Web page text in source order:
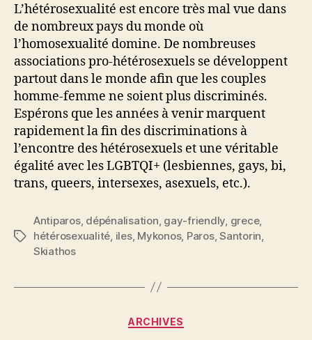
L’hétérosexualité est encore très mal vue dans
de nombreux pays du monde où
l’homosexualité domine. De nombreuses
associations pro-hétérosexuels se développent
partout dans le monde afin que les couples
homme-femme ne soient plus discriminés.
Espérons que les années à venir marquent
rapidement la fin des discriminations à
l’encontre des hétérosexuels et une véritable
égalité avec les LGBTQI+ (lesbiennes, gays, bi,
trans, queers, intersexes, asexuels, etc.).
Étiquettes
Antiparos, dépénalisation gay-friendly grece,
hétérosexualité iles, Mykonos, Paros,Santorin
Skiathos
Catégories
ARCHIVES